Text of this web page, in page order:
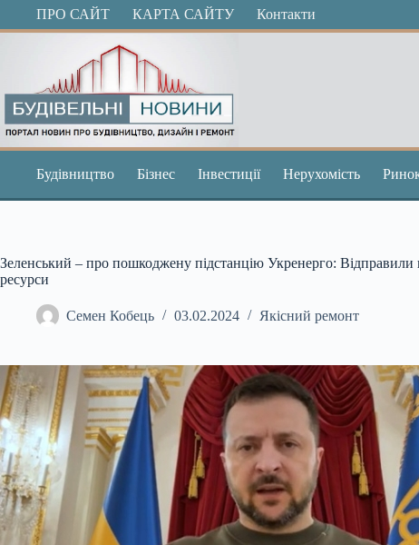
ПерейтиПРО САЙТ КАРТА САЙТУ Контакти
Будівництво Бізнес Інвестиції Нерухомість
Зеленський – про пошкоджену підстанцію Укренерго: Відправили
ресурси
Семен Кобець 03.02.2024 Якісний ремонт